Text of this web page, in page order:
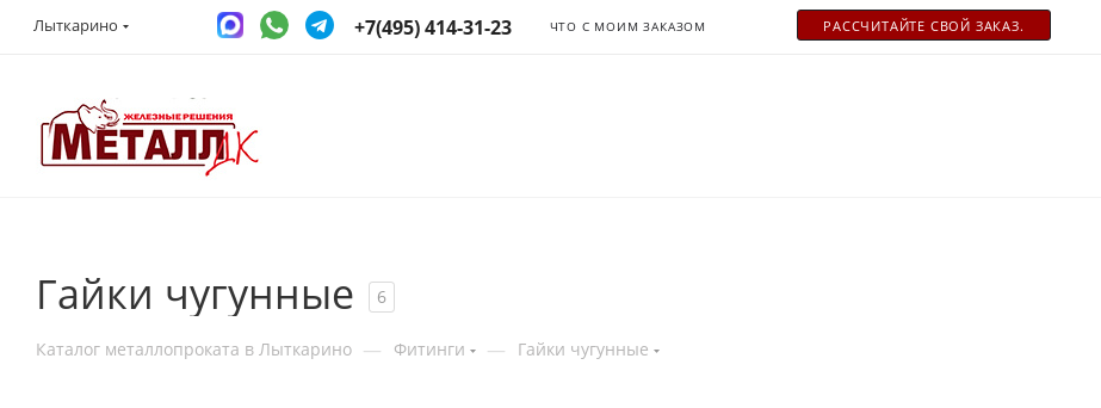
Лыткарино +7(495) 414-31-23 ЧТО С МОИМ ЗАКАЗОМ РАСCЧИТАЙТЕ СВОЙ ЗАКАЗ.
Гайки чугунные 6
Каталог металлопроката в Лыткарино — Фитинги — Гайки чугунные